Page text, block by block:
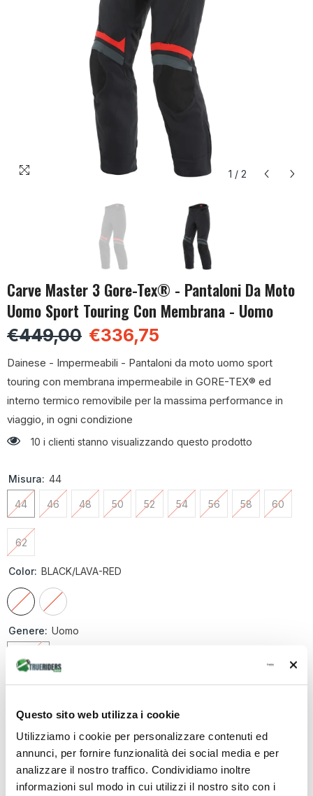
Questo sito web utilizza i cookie
Utilizziamo i cookie per personalizzare contenuti ed
annunci, per fornire funzionalità dei social media e per
analizzare il nostro traffico. Condividiamo inoltre
informazioni sul modo in cui utilizzi il nostro sito con i
1 / 2
Carve Master 3 Gore-Tex® - Pantaloni Da Moto
Uomo Sport Touring Con Membrana - Uomo
€449,00 €336,75
Dainese - Impermeabili - Pantaloni da moto uomo sport
touring con membrana impermeabile in GORE-TEX® ed
interno termico removibile per la massima performance in
viaggio, in ogni condizione
10 i clienti stanno visualizzando questo prodotto
Misura: 44
44 46 48 50 52 54 56 58 60
62
Color: BLACK/LAVA-RED
Genere: Uomo
Uomo
Diminuire
la
quantità
per
Carve
3
Gore-
Aumenta
la
quantità
per
Carve
3
Gore-
Totale parziale:€336,75
ESAURITO